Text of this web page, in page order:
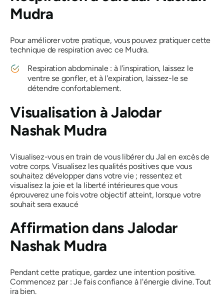
Mudra
Pour améliorer votre pratique, vous pouvez pratiquer cette
technique de respiration avec ce Mudra.
Respiration abdominale : à l'inspiration, laissez le
ventre se gonfler, et à l'expiration, laissez-le se
détendre confortablement.
Visualisation àJalodar
Nashak Mudra
Visualisez-vous en train de vous libérer du Jal en excès de
votre corps. Visualisez les qualités positives que vous
souhaitez développer dans votre vie ; ressentez et
visualisez la joie et la liberté intérieures que vous
éprouverez une fois votre objectif atteint, lorsque votre
souhait sera exaucé
Affirmation dansJalodar
Nashak Mudra
Pendant cette pratique, gardez une intention positive.
Commencez par : Je fais confiance à l'énergie divine. Tout
ira bien.